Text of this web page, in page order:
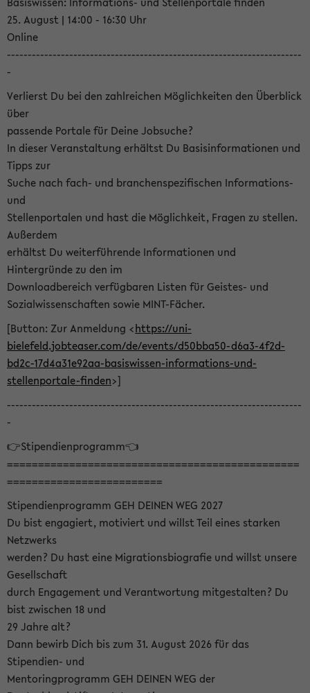
25. August | 14:00 - 16:30 Uhr
Online
-----------------------------------------------------------------------
-
Verlierst Du bei den zahlreichen Möglichkeiten den Überblick
über
passende Portale für Deine Jobsuche?
In dieser Veranstaltung erhältst Du Basisinformationen und
Tipps zur
Suche nach fach- und branchenspezifischen Informations-
und
Stellenportalen und hast die Möglichkeit, Fragen zu stellen.
Außerdem
erhältst Du weiterführende Informationen und
Hintergründe zu den im
Downloadbereich verfügbaren Listen für Geistes- und
Sozialwissenschaften sowie MINT-Fächer.
[Button: Zur Anmeldung <https://uni-
bielefeld.jobteaser.com/de/events/d50bba50-d6a3-4f2d-
bd2c-17d4a31e92aa-basiswissen-informations-und-
stellenportale-finden>]
-----------------------------------------------------------------------
-
👉Stipendienprogramm👈
===============================================
=========================
Stipendienprogramm GEH DEINEN WEG 2027
Du bist engagiert, motiviert und willst Teil eines starken
Netzwerks
werden? Du hast eine Migrationsbiografie und willst unsere
Gesellschaft
durch Engagement und Verantwortung mitgestalten? Du
bist zwischen 18 und
29 Jahre alt?
Dann bewirb Dich bis zum 31. August 2026 für das
Stipendien- und
Mentoringprogramm GEH DEINEN WEG der